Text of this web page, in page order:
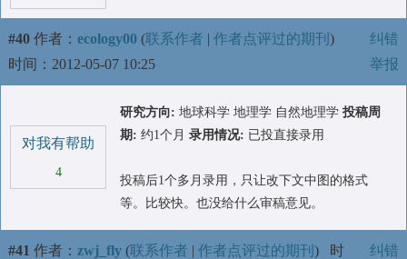
#40 作者： ecology00 (联系作者 | 作者点评过的期刊 )
时间：2012-05-07 10:25
纠错
举报
对我有帮助
4
研究方向: 地球科学 地理学 自然地理学 投稿周
期: 约1个月 录用情况: 已投直接录用
投稿后1个多月录用，只让改下文中图的格式
等。比较快。也没给什么审稿意见。
#41 作者： zwj_fly (联系作者 | 作者点评过的期刊 ) 时
纠错